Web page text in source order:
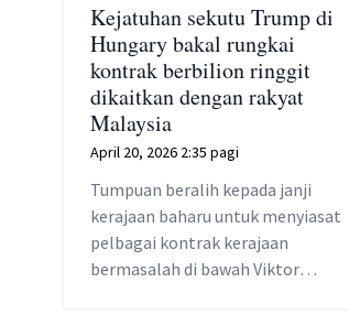
Kejatuhan sekutu Trump di
Hungary bakal rungkai
kontrak berbilion ringgit
dikaitkan dengan rakyat
Malaysia
April 20, 2026 2:35 pagi
Tumpuan beralih kepada janji
kerajaan baharu untuk menyiasat
pelbagai kontrak kerajaan
bermasalah di bawah Viktor